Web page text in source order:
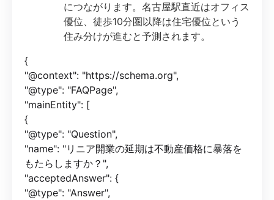
につながります。名古屋駅直近はオフィス
優位、徒歩10分圏以降は住宅優位という
住み分けが進むと予測されます。
{
"@context": "https://schema.org",
"@type": "FAQPage",
"mainEntity": [
{
"@type": "Question",
"name": "リニア開業の延期は不動産価格に暴落を
もたらしますか？",
"acceptedAnswer": {
"@type": "Answer",